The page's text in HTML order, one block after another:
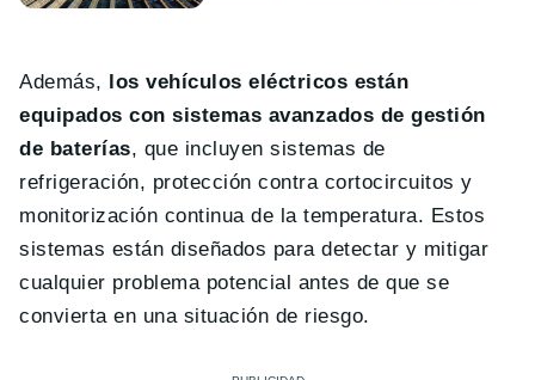
Además,
los vehículos eléctricos están
equipados con sistemas avanzados de gestión
de baterías, que incluyen sistemas de
refrigeración, protección contra cortocircuitos y
monitorización continua de la temperatura. Estos
sistemas están diseñados para detectar y mitigar
cualquier problema potencial antes de que se
convierta en una situación de riesgo.